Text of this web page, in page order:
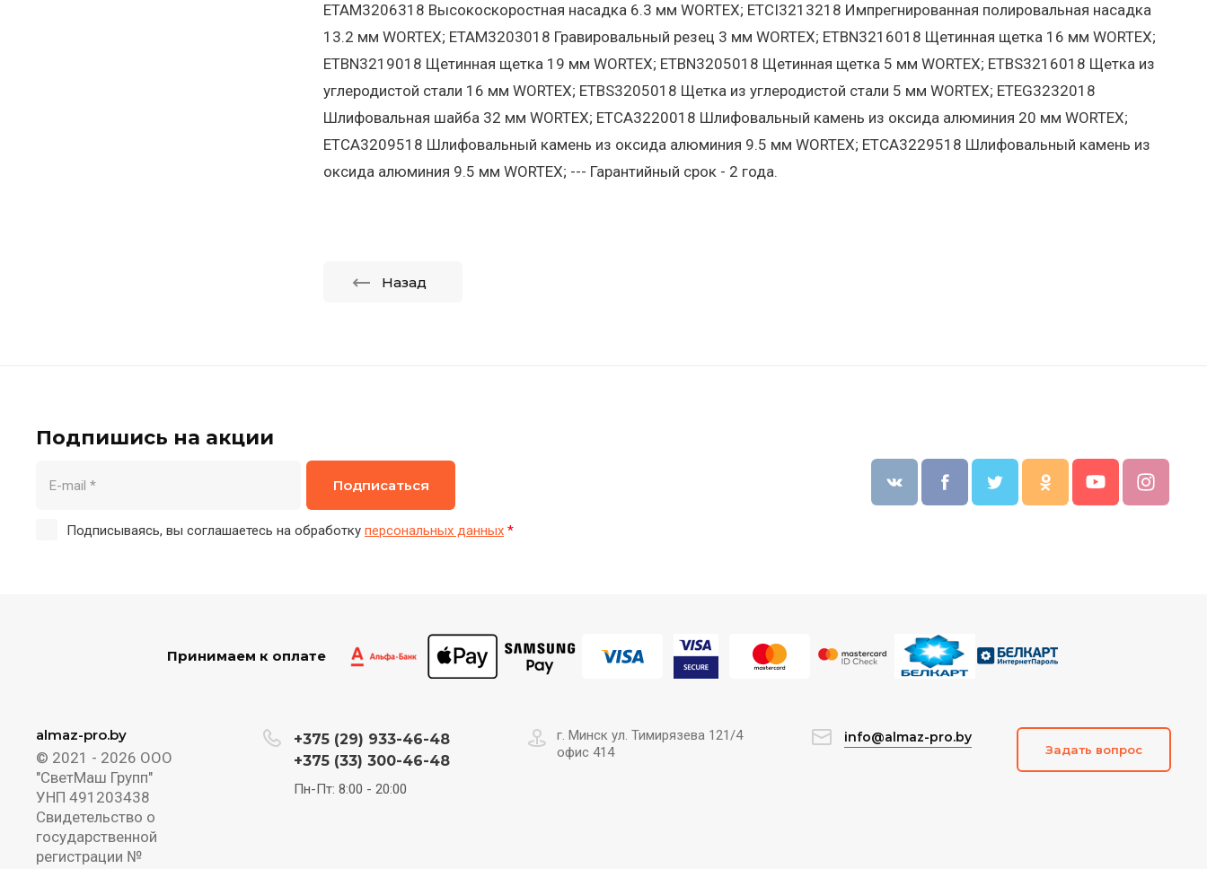
ETAM3206318 Высокоскоростная насадка 6.3 мм WORTEX; ETCI3213218 Импрегнированная полировальная насадка
13.2 мм WORTEX; ETAM3203018 Гравировальный резец 3 мм WORTEX; ETBN3216018 Щетинная щетка 16 мм WORTEX;
ETBN3219018 Щетинная щетка 19 мм WORTEX; ETBN3205018 Щетинная щетка 5 мм WORTEX; ETBS3216018 Щетка из
углеродистой стали 16 мм WORTEX; ETBS3205018 Щетка из углеродистой стали 5 мм WORTEX; ETEG3232018
Шлифовальная шайба 32 мм WORTEX; ETCA3220018 Шлифовальный камень из оксида алюминия 20 мм WORTEX;
ETCA3209518 Шлифовальный камень из оксида алюминия 9.5 мм WORTEX; ETCA3229518 Шлифовальный камень из
оксида алюминия 9.5 мм WORTEX; --- Гарантийный срок - 2 года.
Назад
Подпишись на акции
Подписываясь, вы соглашаетесь на обработку персональных данных *
Подписаться
Принимаем к оплате
almaz-pro.by
© 2021 - 2026 ООО
"СветМаш Групп"
УНП 491203438
Свидетельство о
государственной
регистрации №
+375 (29) 933-46-48
+375 (33) 300-46-48
Пн-Пт: 8:00 - 20:00
г. Минск ул. Тимирязева 121/4
офис 414
info@almaz-pro.by
Задать вопрос